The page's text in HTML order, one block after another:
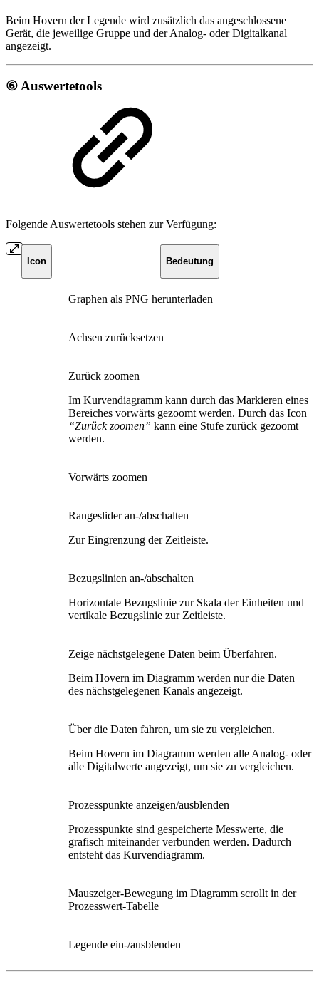
Beim Hovern der Legende wird zusätzlich das angeschlossene
Gerät, die jeweilige Gruppe und der Analog- oder Digitalkanal
angezeigt.
⑥ Auswertetools
Folgende Auswertetools stehen zur Verfügung:
Icon Bedeutung
Graphen als PNG herunterladen
Achsen zurücksetzen
Zurück zoomen
Im Kurvendiagramm kann durch das Markieren eines
Bereiches vorwärts gezoomt werden. Durch das Icon
“Zurück zoomen” kann eine Stufe zurück gezoomt
werden.
Vorwärts zoomen
Rangeslider an-/abschalten
Zur Eingrenzung der Zeitleiste.
Bezugslinien an-/abschalten
Horizontale Bezugslinie zur Skala der Einheiten und
vertikale Bezugslinie zur Zeitleiste.
Zeige nächstgelegene Daten beim Überfahren.
Beim Hovern im Diagramm werden nur die Daten
des nächstgelegenen Kanals angezeigt.
Über die Daten fahren, um sie zu vergleichen.
Beim Hovern im Diagramm werden alle Analog- oder
alle Digitalwerte angezeigt, um sie zu vergleichen.
Prozesspunkte anzeigen/ausblenden
Prozesspunkte sind gespeicherte Messwerte, die
grafisch miteinander verbunden werden. Dadurch
entsteht das Kurvendiagramm.
Mauszeiger-Bewegung im Diagramm scrollt in der
Prozesswert-Tabelle
Legende ein-/ausblenden